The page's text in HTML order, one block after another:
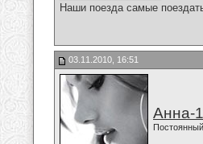
Наши поезда самые
03.11.2010, 16:51
Анна-